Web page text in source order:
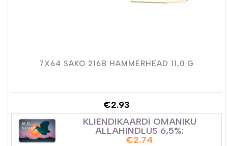
7X64 SAKO 216B HAMMERHEAD 11,0 G
€2.93
KLIENDIKAARDI OMANIKU
ALLAHINDLUS 6,5%:
€2.74